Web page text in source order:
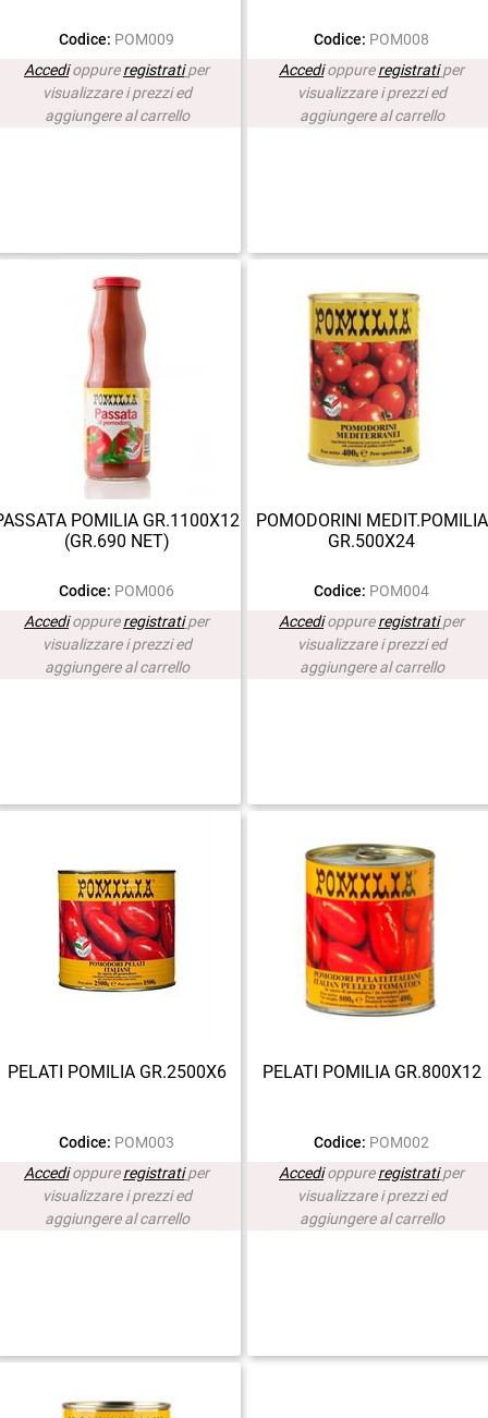
Codice: POM009
Accedioppureregistrati per
visualizzare i prezzi ed
aggiungere al carrello
Codice: POM008
Accedioppureregistrati per
visualizzare i prezzi ed
aggiungere al carrello
POMILIA GR.1100X12
(GR.690 NET)
Codice: POM006
Accedioppureregistrati per
visualizzare i prezzi ed
aggiungere al carrello
POMODORINI MEDIT.POMILIA
GR.500X24
Codice: POM004
Accedioppureregistrati per
visualizzare i prezzi ed
aggiungere al carrello
PELATI POMILIA GR.2500X6
Codice: POM003
Accedioppureregistrati per
visualizzare i prezzi ed
aggiungere al carrello
PELATI POMILIA GR.800X12
Codice: POM002
Accedioppureregistrati per
visualizzare i prezzi ed
aggiungere al carrello